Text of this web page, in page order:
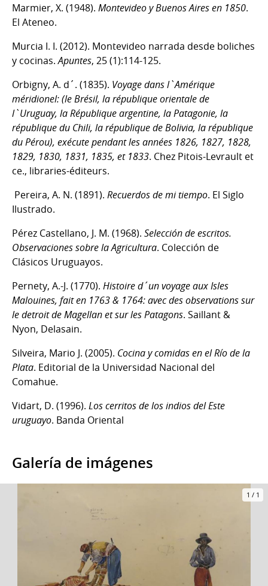
Marmier, X. (1948). Montevideo y Buenos Aires en 1850.
El Ateneo.
Murcia I. I. (2012). Montevideo narrada desde boliches
y cocinas.Apuntes, 25 (1):114-125.
Orbigny, A. d´. (1835). Voyage dans l`Amérique
méridionel: (le Brésil, la république orientale de
l`Uruguay, la République argentine, la Patagonie, la
république du Chili, la république de Bolivia, la république
du Pérou), exécute pendant les années 1826, 1827, 1828,
1829, 1830, 1831, 1835, et 1833. Chez Pitois-Levrault et
ce., libraries-éditeurs.
Pereira, A. N. (1891). Recuerdos de mi tiempo. El Siglo
Ilustrado.
Pérez Castellano, J. M. (1968). Selección de escritos.
Observaciones sobre la Agricultura. Colección de
Clásicos Uruguayos.
Pernety, A.-J. (1770). Histoire d´un voyage aux Isles
Malouines, fait en 1763 & 1764: avec des observations sur
le detroit de Magellan et sur les Patagons. Saillant &
Nyon, Delasain.
Silveira, Mario J. (2005). Cocina y comidas en el Río de la
Plata. Editorial de la Universidad Nacional del
Comahue.
Vidart, D. (1996). Los cerritos de los indios del Este
uruguayo. Banda Oriental
Galería de imágenes
1 / 1